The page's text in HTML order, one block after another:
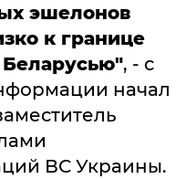
эшелонов
к границе
, - с
начал
ВС Украины.